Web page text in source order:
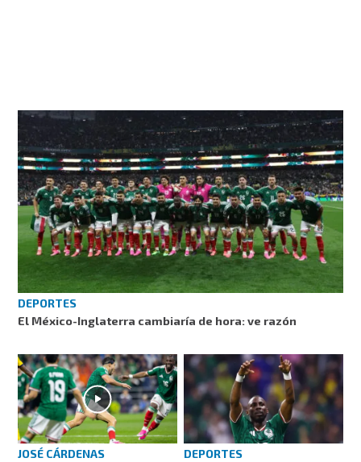
DEPORTES
El México-Inglaterra cambiaría de hora: ve razón
JOSÉ CÁRDENAS
DEPORTES